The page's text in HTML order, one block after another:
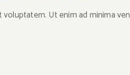
Ut enim ad minima